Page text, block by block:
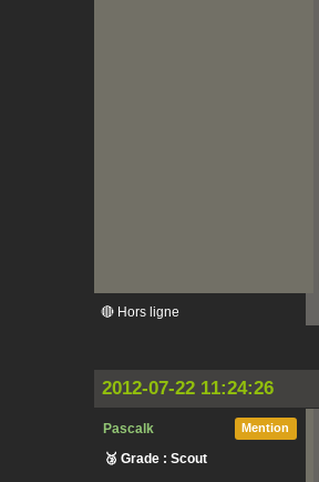
🔴 Hors ligne
2012-07-22 11:24:26
Mention
Pascalk
🥉 Grade : Scout